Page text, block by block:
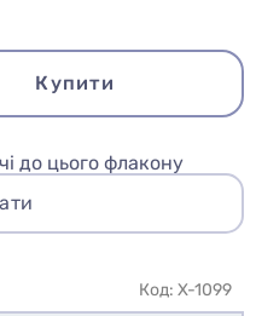
Купити
до цього флакону
Код: X-1099